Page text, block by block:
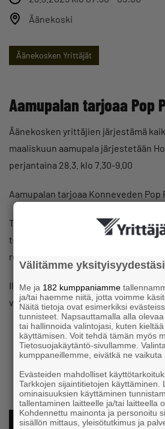
Äänekoski
Äänekosken Yrittäjät
Aamupalan tarjoaa Pop
Äänekosken yrittäjien järjestämä
maaliskuun aamupala järjestetään
perjantaina 28.3. klo 7.30-9.00
Aamupalan tarjoaa Konneveden Pop
Tervetuloa tapaamaan yrittäjiä ja
terveiset. Samalla saat päivän
runsaalla aamupalalla. Ota mukaan
Ilmoittaudu tapahtumaan alla
viimeistään keskiviikkona 26.3.
ILMOITTAUDU TÄSTÄ MUKAAN
Välitämme yksityisyydestäsi
Me ja 182 kumppaniamme
ja/tai haemme niitä, jotta voimme
Näitä tietoja ovat esimerkiksi
tunnisteet. Napsauttamalla alla
tai hallinnoida valintojasi, kuten
käyttämisen. Voit tehdä tämän myös
Tietosuojakäytäntö-sivullamme.
kumppaneillemme, eivätkä ne vaikuta
Evästeiden mahdolliset
Tarkkojen sijaintitietojen käyttäminen.
ominaisuuksien käyttäminen
tallentaminen laitteelle ja/tai laitteella
Kohdennettu mainonta ja personoitu
sisällön mittaus, yleisötutkimus ja